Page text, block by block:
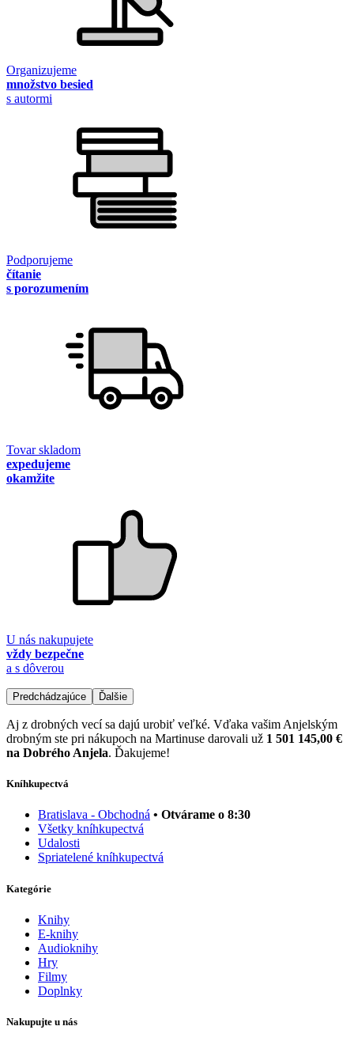
Organizujeme
množstvo besied
s autormi
Podporujeme
čítanie
s porozumením
Tovar skladom
expedujeme
okamžite
U nás nakupujete
vždy bezpečne
a s dôverou
Predchádzajúce Ďalšie
Aj z drobných vecí sa dajú urobiť veľké. Vďaka vašim Anjelským
drobným ste pri nákupoch na Martinuse darovali už 1 501 145,00 €
na Dobrého Anjela. Ďakujeme!
Kníhkupectvá
Bratislava - Obchodná • Otvárame o 8:30
Všetky kníhkupectvá
Udalosti
Spriatelené kníhkupectvá
Kategórie
Knihy
E-knihy
Audioknihy
Hry
Filmy
Doplnky
Nakupujte u nás